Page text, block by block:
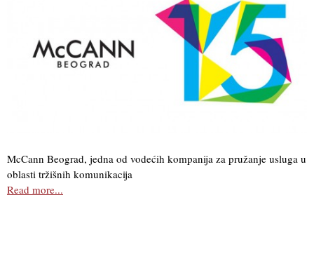
McCann Beograd, jedna od vodećih kompanija za pružanje usluga u
oblasti tržišnih komunikacija
Read more...